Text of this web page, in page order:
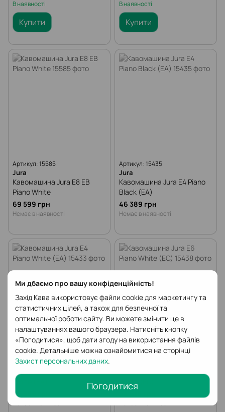
Ми дбаємо про вашу конфіденційність!
Захід Кава використовує файли cookie для маркетингу та
статистичних цілей, а також для безпечної та
оптимальної роботи сайту. Ви можете змінити це в
налаштуваннях вашого браузера. Натисніть кнопку
«Погодитися», щоб дати згоду на використання файлів
cookie. Детальніше можна ознайомитися на сторінці
Захист персональних даних.
Погодитися
В наявності
Купити
В наявності
Купити
Артикул: 15585
Jura
Кавомашина Jura E8 EB
Piano White
69 599 грн
Немає в наявності
Артикул: 15435
Jura
Кавомашина Jura E4 Piano
Black (EA)
46 389 грн
Немає в наявності
Артикул: 15433
Jura
Кавомашина Jura E4 Piano
White (EA)
46 389 грн
Артикул: 15438
Кавомашина Jura E6 Piano